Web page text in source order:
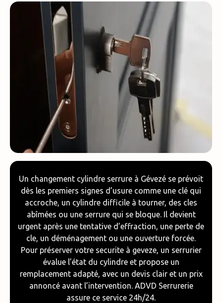
Un changement cylindre serrure à Gévezé se prévoit
dès les premiers signes d’usure comme une clé qui
accroche, un cylindre difficile à tourner, des cles
abîmées ou une serrure qui se bloque. Il devient
urgent après une tentative d’effraction, une perte de
cle, un déménagement ou une ouverture forcée.
Pour préserver votre securite à geveze, un serrurier
évalue l’état du cylindre et propose un
remplacement adapté, avec un devis clair et un prix
annoncé avant l’intervention. ADVD Serrurerie
assure ce service 24h/24.